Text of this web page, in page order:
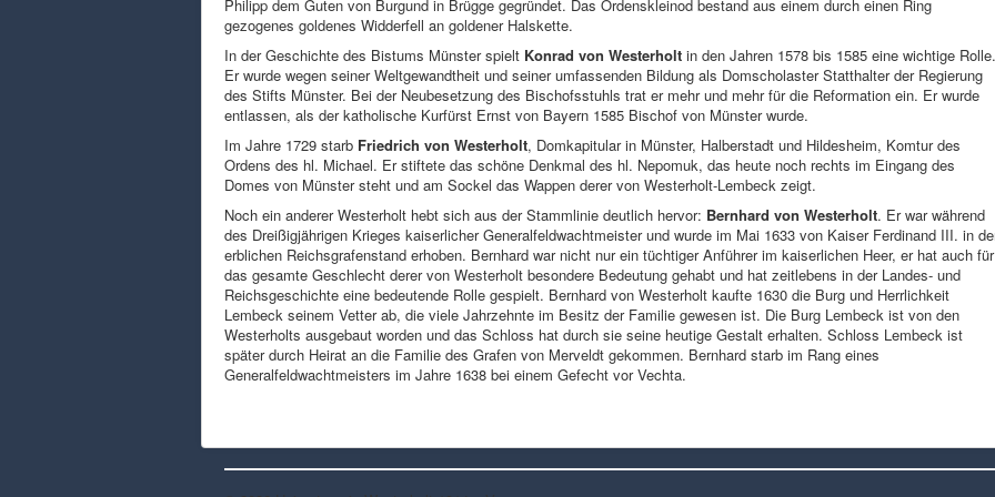
Philipp dem Guten von Burgund in Brügge gegründet. Das Ordenskleinod bestand aus einem durch einen Ring
gezogenes goldenes Widderfell an goldener Halskette.
In der Geschichte des Bistums Münster spielt Konrad von Westerholt in den Jahren 1578 bis 1585 eine wichtige Rolle.
Er wurde wegen seiner Weltgewandtheit und seiner umfassenden Bildung als Domscholaster Statthalter der Regierung
des Stifts Münster. Bei der Neubesetzung des Bischofsstuhls trat er mehr und mehr für die Reformation ein. Er wurde
entlassen, als der katholische Kurfürst Ernst von Bayern 1585 Bischof von Münster wurde.
Im Jahre 1729 starb Friedrich von Westerholt, Domkapitular in Münster, Halberstadt und Hildesheim, Komtur des
Ordens des hl. Michael. Er stiftete das schöne Denkmal des hl. Nepomuk, das heute noch rechts im Eingang des
Domes von Münster steht und am Sockel das Wappen derer von Westerholt-Lembeck zeigt.
Noch ein anderer Westerholt hebt sich aus der Stammlinie deutlich hervor: Bernhard von Westerholt. Er war während
des Dreißigjährigen Krieges kaiserlicher Generalfeldwachtmeister und wurde im Mai 1633 von Kaiser Ferdinand III. in
erblichen Reichsgrafenstand erhoben. Bernhard war nicht nur ein tüchtiger Anführer im kaiserlichen Heer, er hat auch für
das gesamte Geschlecht derer von Westerholt besondere Bedeutung gehabt und hat zeitlebens in der Landes- und
Reichsgeschichte eine bedeutende Rolle gespielt. Bernhard von Westerholt kaufte 1630 die Burg und Herrlichkeit
Lembeck seinem Vetter ab, die viele Jahrzehnte im Besitz der Familie gewesen ist. Die Burg Lembeck ist von den
Westerholts ausgebaut worden und das Schloss hat durch sie seine heutige Gestalt erhalten. Schloss Lembeck ist
später durch Heirat an die Familie des Grafen von Merveldt gekommen. Bernhard starb im Rang eines
Generalfeldwachtmeisters im Jahre 1638 bei einem Gefecht vor Vechta.